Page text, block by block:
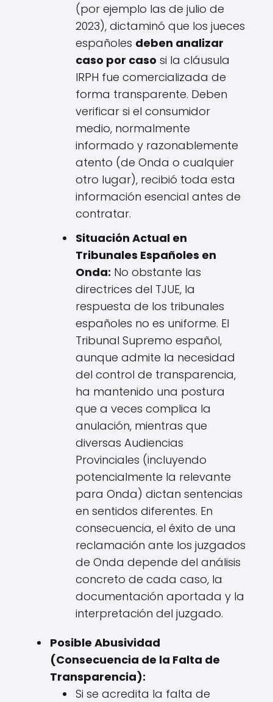
(por ejemplo las de julio de
2023), dictaminó que los jueces
españoles deben analizar
caso por caso si la cláusula
IRPH fue comercializada de
forma transparente. Deben
verificar si el consumidor
medio, normalmente
informado y razonablemente
atento (de Onda o cualquier
otro lugar), recibió toda esta
información esencial antes de
contratar.
Situación Actual en
Tribunales Españoles en
Onda: No obstante las
directrices del TJUE, la
respuesta de los tribunales
españoles no es uniforme. El
Tribunal Supremo español,
aunque admite la necesidad
del control de transparencia,
ha mantenido una postura
que a veces complica la
anulación, mientras que
diversas Audiencias
Provinciales (incluyendo
potencialmente la relevante
para Onda) dictan sentencias
en sentidos diferentes. En
consecuencia, el éxito de una
reclamación ante los juzgados
de Onda depende del análisis
concreto de cada caso, la
documentación aportada y la
interpretación del juzgado.
Posible Abusividad
(Consecuencia de la Falta de
Transparencia):
Si se acredita la falta de